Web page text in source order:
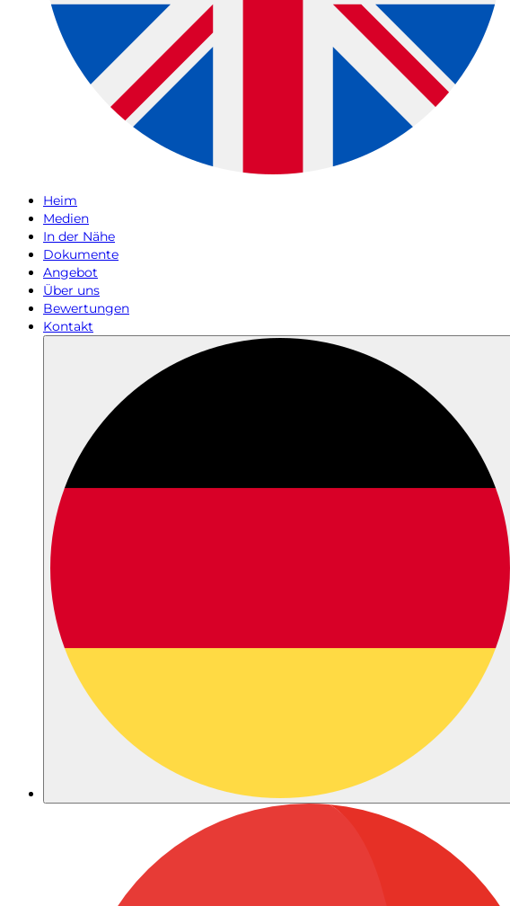
Heim
Medien
In der Nähe
Dokumente
Angebot
Über uns
Bewertungen
Kontakt